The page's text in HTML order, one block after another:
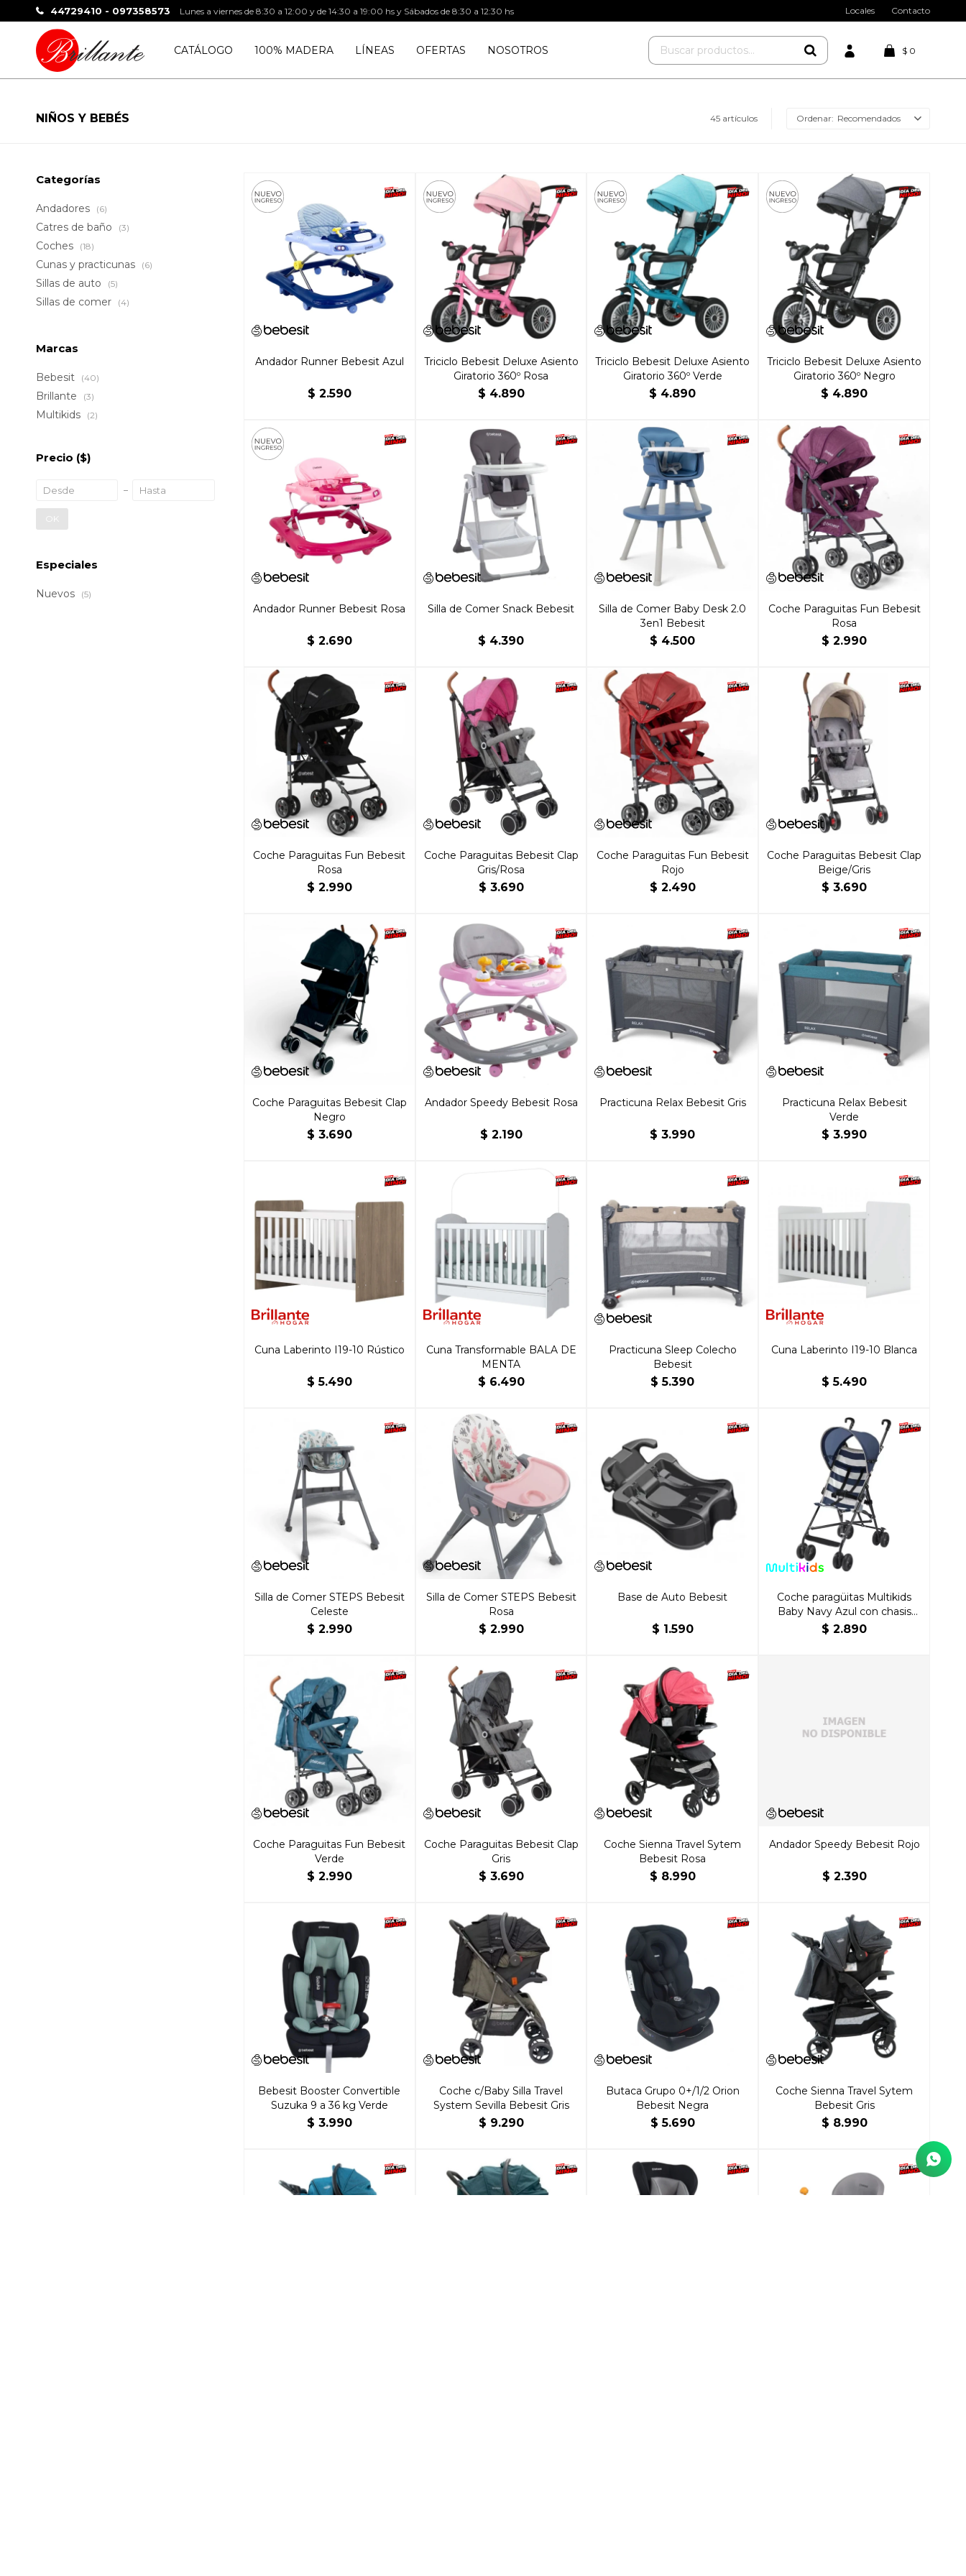
CATÁLOGO 100% MADERA LÍNEAS OFERTAS NOSOTROS $ 0
44729410 - 097358573 Lunes a viernes de 8:30 a 12:00 y de 14:30 a 19:00 hs y Sábados de 8:30 a 12:30 hs Locales Contacto
NIÑOS Y BEBÉS 45 artículos Recomendados
Andador Runner Bebesit Azul
$ 2.590
Triciclo Bebesit Deluxe Asiento
Giratorio 360º Rosa
$ 4.890
Triciclo Bebesit Deluxe Asiento
Giratorio 360º Verde
$ 4.890
Triciclo Bebesit Deluxe Asiento
Giratorio 360º Negro
$ 4.890
Andador Runner Bebesit Rosa
$ 2.690
Silla de Comer Snack Bebesit
$ 4.390
Silla de Comer Baby Desk 2.0
3en1 Bebesit
$ 4.500
Coche Paraguitas Fun Bebesit
Rosa
$ 2.990
Coche Paraguitas Fun Bebesit
Rosa
$ 2.990
Coche Paraguitas Bebesit Clap
Gris/Rosa
$ 3.690
Coche Paraguitas Fun Bebesit
Rojo
$ 2.490
Coche Paraguitas Bebesit Clap
Beige/Gris
$ 3.690
Coche Paraguitas Bebesit Clap
Negro
$ 3.690
Andador Speedy Bebesit Rosa
$ 2.190
Practicuna Relax Bebesit Gris
$ 3.990
Practicuna Relax Bebesit
Verde
$ 3.990
Cuna Laberinto I19-10 Rústico
$ 5.490
Cuna Transformable BALA DE
MENTA
$ 6.490
Practicuna Sleep Colecho
Bebesit
$ 5.390
Cuna Laberinto I19-10 Blanca
$ 5.490
Silla de Comer STEPS Bebesit
Celeste
$ 2.990
Silla de Comer STEPS Bebesit
Rosa
$ 2.990
Base de Auto Bebesit
$ 1.590
Coche paragüitas Multikids
Baby Navy Azul con chasis
color negro
$ 2.890
Coche Paraguitas Fun Bebesit
Verde
$ 2.990
Coche Paraguitas Bebesit Clap
Gris
$ 3.690
Coche Sienna Travel Sytem
Bebesit Rosa
$ 8.990
Andador Speedy Bebesit Rojo
$ 2.390
Bebesit Booster Convertible
Suzuka 9 a 36 kg Verde
$ 3.990
Coche c/Baby Silla Travel
System Sevilla Bebesit Gris
$ 9.290
Butaca Grupo 0+/1/2 Orion
Bebesit Negra
$ 5.690
Coche Sienna Travel Sytem
Bebesit Gris
$ 8.990
Categorías
Andadores (6)
Catres de baño (3)
Coches (18)
Cunas y practicunas (6)
Sillas de auto (5)
Sillas de comer (4)
Marcas
Bebesit (40)
Brillante (3)
Multikids (2)
Precio ($)
OK
Especiales
Nuevos (5)